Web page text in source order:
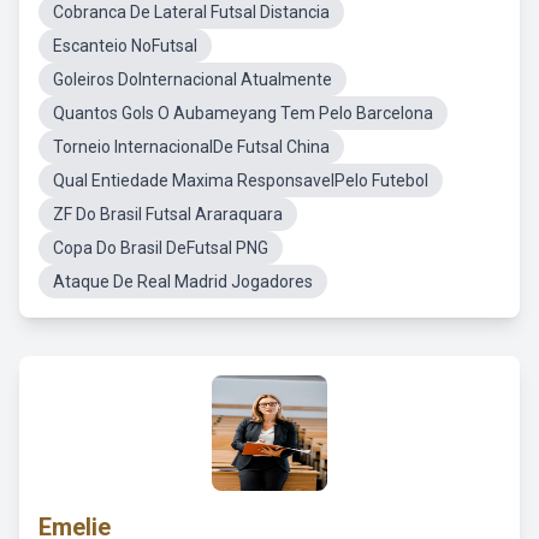
Cobranca De Lateral Futsal Distancia
Escanteio NoFutsal
Goleiros DoInternacional Atualmente
Quantos Gols O Aubameyang Tem Pelo Barcelona
Torneio InternacionalDe Futsal China
Qual Entiedade Maxima ResponsavelPelo Futebol
ZF Do Brasil Futsal Araraquara
Copa Do Brasil DeFutsal PNG
Ataque De Real Madrid Jogadores
Emelie